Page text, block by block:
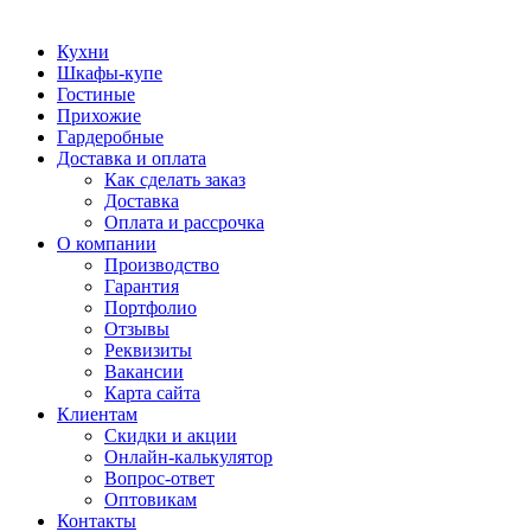
Кухни
Шкафы-купе
Гостиные
Прихожие
Гардеробные
Доставка и оплата
Как сделать заказ
Доставка
Оплата и рассрочка
О компании
Производство
Гарантия
Портфолио
Отзывы
Реквизиты
Вакансии
Карта сайта
Клиентам
Скидки и акции
Онлайн-калькулятор
Вопрос-ответ
Оптовикам
Контакты